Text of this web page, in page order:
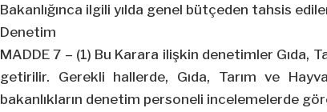
Bakanlığınca ilgili yılda genel bütçeden tahsis
Denetim
MADDE 7 – (1) Bu Karara ilişkin denetimler Gıda,
getirilir. Gerekli hallerde, Gıda, Tarım ve
bakanlıkların denetim personeli incelemelerde